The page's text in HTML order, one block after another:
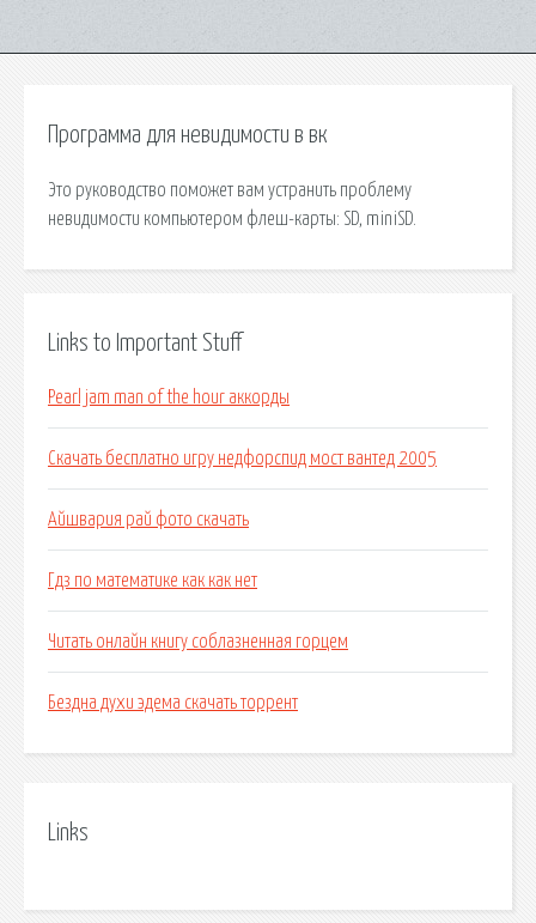
Программа для невидимости в вк
Это руководство поможет вам устранить проблему
невидимости компьютером флеш-карты: SD, miniSD.
Links to Important Stuff
Pearl jam man of the hour аккорды
Скачать бесплатно игру недфорспид мост вантед 2005
Айшвария рай фото скачать
Гдз по математике как как нет
Читать онлайн книгу соблазненная горцем
Бездна духи эдема скачать торрент
Links